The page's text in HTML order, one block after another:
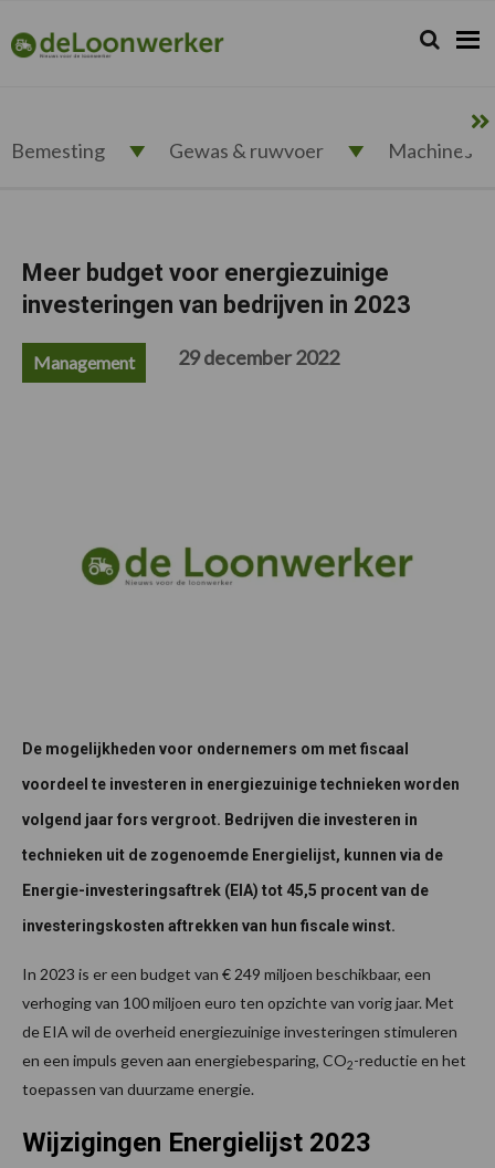
de
hoofdnavigatie
de
hoofd
de
eerste
de
voettekst
deloonwerker.nl Zoeken...
Zoek
Bemesting Gewas & ruwvoer Machines
Meer budget voor energiezuinige
investeringen van bedrijven in 2023
Management 29 december 2022
De mogelijkheden voor ondernemers om met fiscaal
voordeel te investeren in energiezuinige technieken worden
volgend jaar fors vergroot. Bedrijven die investeren in
technieken uit de zogenoemde Energielijst, kunnen via de
Energie-investeringsaftrek (EIA) tot 45,5 procent van de
investeringskosten aftrekken van hun fiscale winst.
In 2023 is er een budget van € 249 miljoen beschikbaar, een
verhoging van 100 miljoen euro ten opzichte van vorig jaar. Met
de EIA wil de overheid energiezuinige investeringen stimuleren
en een impuls geven aan energiebesparing, CO2-reductie en het
toepassen van duurzame energie.
Wijzigingen Energielijst 2023